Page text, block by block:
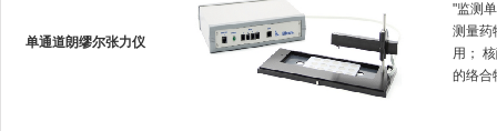
单通道朗缪尔张力仪
"监测单
测量药
用
的络合